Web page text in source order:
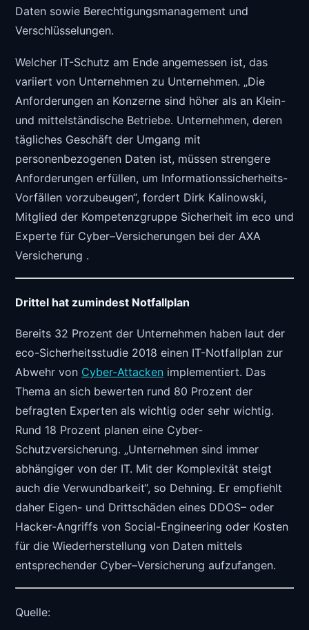
Daten sowie Berechtigungsmanagement und
Verschlüsselungen.
Welcher IT-Schutz am Ende angemessen ist, das
variiert von Unternehmen zu Unternehmen. „Die
Anforderungen an Konzerne sind höher als an Klein-
und mittelständische Betriebe. Unternehmen, deren
tägliches Geschäft der Umgang mit
personenbezogenen Daten ist, müssen strengere
Anforderungen erfüllen, um Informationssicherheits-
Vorfällen vorzubeugen“, fordert Dirk Kalinowski,
Mitglied der Kompetenzgruppe Sicherheit im eco und
Experte für Cyber–Versicherungen bei der AXA
Versicherung .
Drittel hat zumindest Notfallplan
Bereits 32 Prozent der Unternehmen haben laut der
eco-Sicherheitsstudie 2018 einen IT-Notfallplan zur
Abwehr von Cyber-Attacken implementiert. Das
Thema an sich bewerten rund 80 Prozent der
befragten Experten als wichtig oder sehr wichtig.
Rund 18 Prozent planen eine Cyber-
Schutzversicherung. „Unternehmen sind immer
abhängiger von der IT. Mit der Komplexität steigt
auch die Verwundbarkeit“, so Dehning. Er empfiehlt
daher Eigen- und Drittschäden eines DDOS– oder
Hacker-Angriffs von Social-Engineering oder Kosten
für die Wiederherstellung von Daten mittels
entsprechender Cyber–Versicherung aufzufangen.
Quelle: